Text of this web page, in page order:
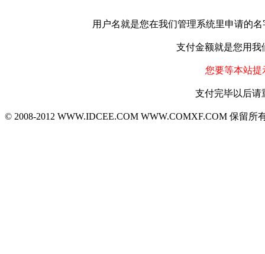
用户名就是您在我们管理系统里申请的
支付金额就是您用我
您要等本站提
支付完毕以后请
© 2008-2012 WWW.IDCEE.COM WWW.COMXF.COM 保留所